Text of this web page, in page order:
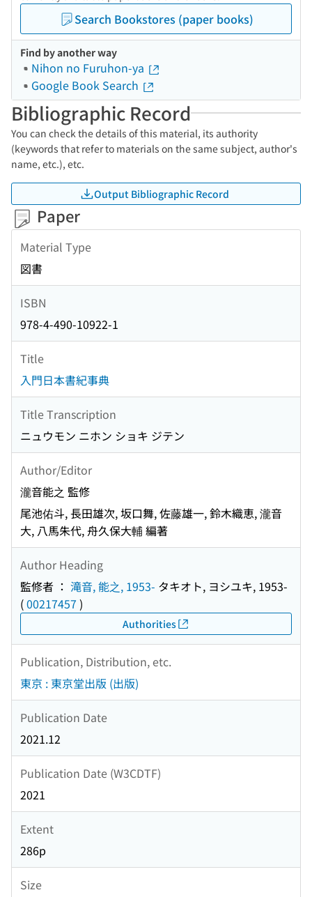
Search Bookstores (paper books)
Find by another way
Nihon no Furuhon-ya
Google Book Search
Bibliographic Record
You can check the details of this material, its authority
(keywords that refer to materials on the same subject, author's
name, etc.), etc.
Output Bibliographic Record
Paper
Material Type
図書
ISBN
978-4-490-10922-1
Title
入門日本書紀事典
Title Transcription
ニュウモン ニホン ショキ ジテン
Author/Editor
瀧音能之 監修
尾池佑斗, 長田雄次, 坂口舞, 佐藤雄一, 鈴木織恵, 瀧音
大, 八馬朱代, 舟久保大輔 編著
Author Heading
監修者 ： 滝音, 能之, 1953- タキオト, ヨシユキ, 1953-
(00217457 )
Authorities
Publication, Distribution, etc.
東京 : 東京堂出版 (出版)
Publication Date
2021.12
Publication Date (W3CDTF)
2021
Extent
286p
Size